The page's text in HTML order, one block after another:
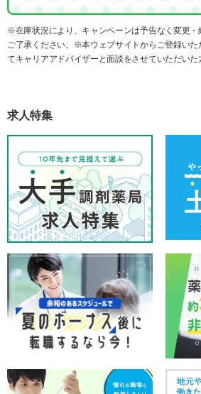
※在庫状況により、キャンペーンは予告なく変更・
ご了承ください。※本ウェブサイトからご登録い
てキャリアアドバイザーと面談をさせていただいた
求人特集